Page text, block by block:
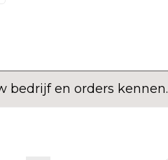
bedrijf en orders kennen.